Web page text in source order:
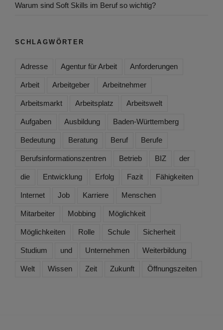
Warum sind Soft Skills im Beruf so wichtig?
SCHLAGWÖRTER
Adresse Agentur für Arbeit Anforderungen
Arbeit Arbeitgeber Arbeitnehmer
Arbeitsmarkt Arbeitsplatz Arbeitswelt
Aufgaben Ausbildung Baden-Württemberg
Bedeutung Beratung Beruf Berufe
Berufsinformationszentren Betrieb BIZ der
die Entwicklung Erfolg Fazit Fähigkeiten
Internet Job Karriere Menschen
Mitarbeiter Mobbing Möglichkeit
Möglichkeiten Rolle Schule Sicherheit
Studium und Unternehmen Weiterbildung
Welt Wissen Zeit Zukunft Öffnungszeiten